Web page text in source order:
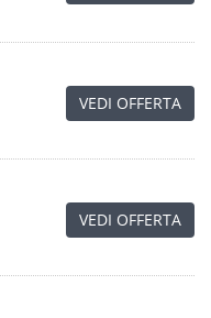
VEDI OFFERTA
VEDI OFFERTA